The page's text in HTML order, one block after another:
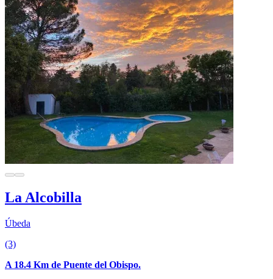
La Alcobilla
Úbeda
(3)
A 18.4 Km de Puente del Obispo.